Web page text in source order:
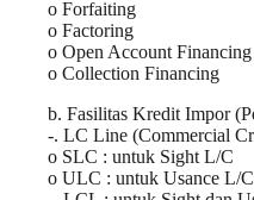
o Forfaiting
o Factoring
o Open Account Financing
o Collection Financing
b. Fasilitas Kredit Impor
-. LC Line (Commercial
o SLC : untuk Sight L/C
o ULC : untuk Usance L/C